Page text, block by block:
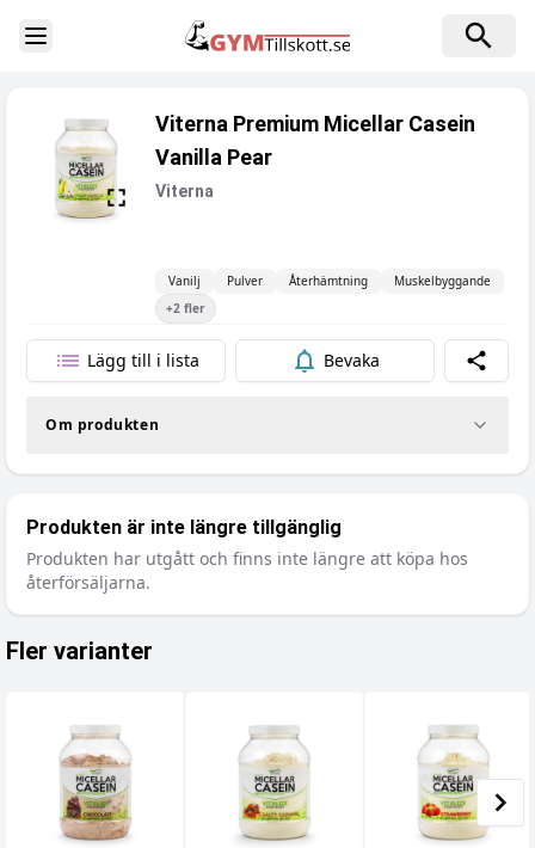
Toggle Sidebar
Viterna Premium Micellar Casein
Vanilla Pear
Viterna
Vanilj Pulver Återhämtning
Muskelbyggande
+2 fler
Lägg till i lista Bevaka Dela
Om produkten
Produkten är inte längre tillgänglig
Produkten har utgått och finns inte längre att köpa hos
återförsäljarna.
Fler varianter